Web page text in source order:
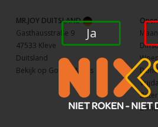
MR.JOY DUITSLAND
Gasthausstraße 9
47533 Kleve
Duitsland
Bekijk op Google Maps
Ja